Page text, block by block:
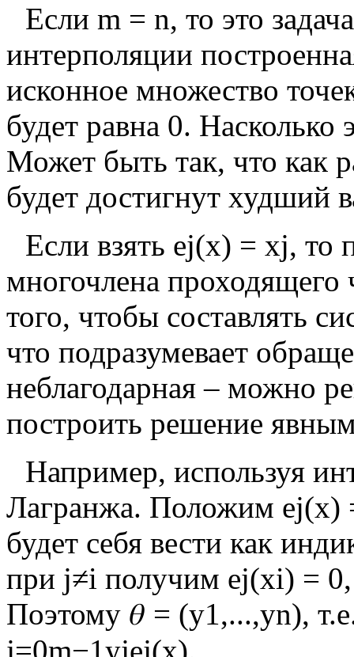
Если m = n, то это
интерполяции
исконное множество
будет равна 0. Насколько
Может быть так, что как
будет достигнут худший
Если взять ej(x) = xj, то
многочлена проходящего
того, чтобы составлять
что подразумевает
неблагодарная – можно
построить решение
Например, используя
Лагранжа. Положим ej(x)
будет себя вести как
при j≠i получим ej(xi) = 0
Поэтому 𝜃 = (y1,...,yn),
j=0m−1yjej(x).